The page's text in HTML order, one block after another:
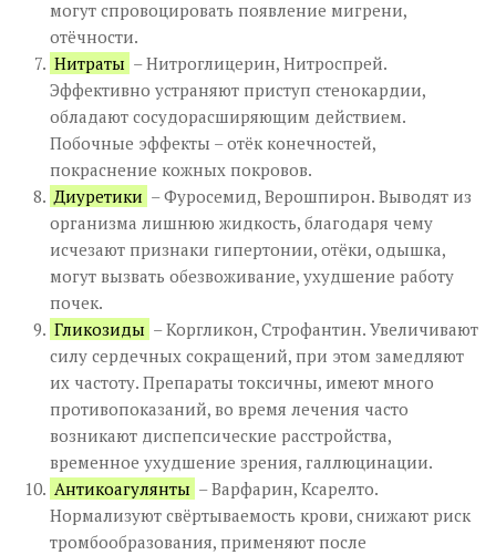
могут спровоцировать появление мигрени,
отёчности.
Нитраты – Нитроглицерин, Нитроспрей.
Эффективно устраняют приступ стенокардии,
обладают сосудорасширяющим действием.
Побочные эффекты – отёк конечностей,
покраснение кожных покровов.
Диуретики – Фуросемид, Верошпирон. Выводят из
организма лишнюю жидкость, благодаря чему
исчезают признаки гипертонии, отёки, одышка,
могут вызвать обезвоживание, ухудшение работу
почек.
Гликозиды – Коргликон, Строфантин. Увеличивают
силу сердечных сокращений, при этом замедляют
их частоту. Препараты токсичны, имеют много
противопоказаний, во время лечения часто
возникают диспепсические расстройства,
временное ухудшение зрения, галлюцинации.
Антикоагулянты – Варфарин, Ксарелто.
Нормализуют свёртываемость крови, снижают риск
тромбообразования, применяют после